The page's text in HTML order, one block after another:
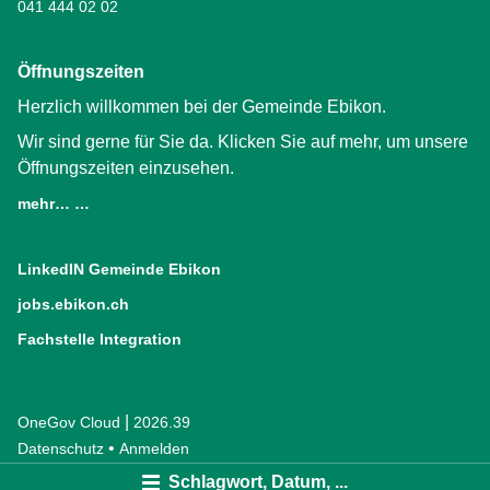
Schlagwort, Datum, ...
041 444 02 02
Öffnungszeiten
Herzlich willkommen bei der Gemeinde Ebikon.
Wir sind gerne für Sie da. Klicken Sie auf mehr, um unsere
Öffnungszeiten einzusehen.
mehr… …
LinkedIN Gemeinde Ebikon
jobs.ebikon.ch
Fachstelle Integration
OneGov Cloud (External Link)
2026.39
Datenschutz (External Link)
Anmelden